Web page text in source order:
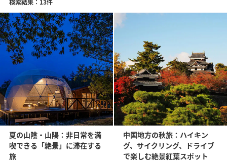
検索結果：13件
夏の山陰・山陽：非日常を満
喫できる「絶景」に滞在する
旅
中国地方の秋旅：ハイキン
グ、サイクリング、ドライブ
で楽しむ絶景紅葉スポット